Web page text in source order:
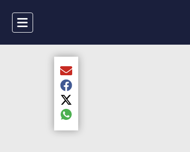
Menu
Compartir el artículo actual mediante
Compartir el artículo actual mediante
Compartir el artículo actual mediante
Compartir el artículo actual